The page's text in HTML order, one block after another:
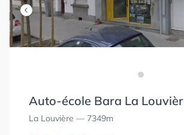
Auto-école Bara La
La Louvière — 7349m